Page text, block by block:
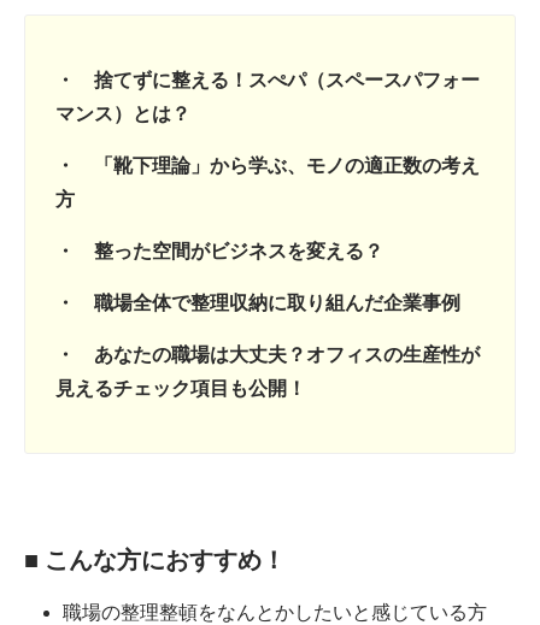
・ 捨てずに整える！スぺパ（スペースパフォー
マンス）とは？
・ 「靴下理論」から学ぶ、モノの適正数の考え
方
・ 整った空間がビジネスを変える？
・ 職場全体で整理収納に取り組んだ企業事例
・ あなたの職場は大丈夫？オフィスの生産性が
見えるチェック項目も公開！
■ こんな方におすすめ！
職場の整理整頓をなんとかしたいと感じている方